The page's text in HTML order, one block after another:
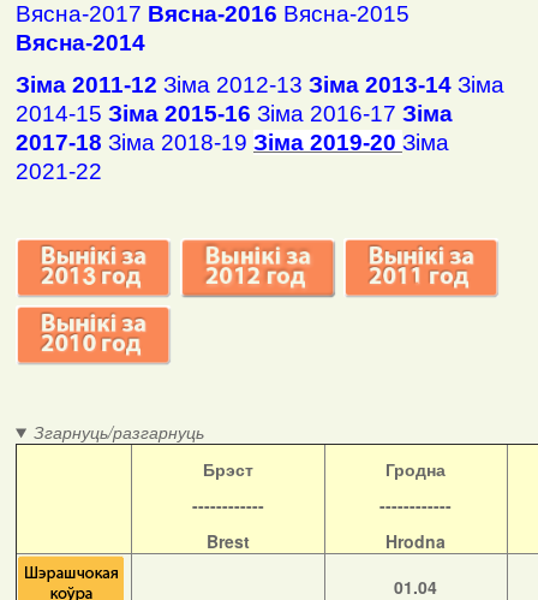
Вясна-2017 Вясна-2016 Вясна-2015
Вясна-2014
Зіма 2011-12 Зіма 2012-13 Зіма 2013-14 Зіма
2014-15 Зіма 2015-16 Зіма 2016-17 Зіма
2017-18 Зіма 2018-19 Зіма 2019-20 Зіма
2021-22
Згарнуць/разгарнуць
Брэст
------------
Brest
Гродна
------------
Hrodna
01.04